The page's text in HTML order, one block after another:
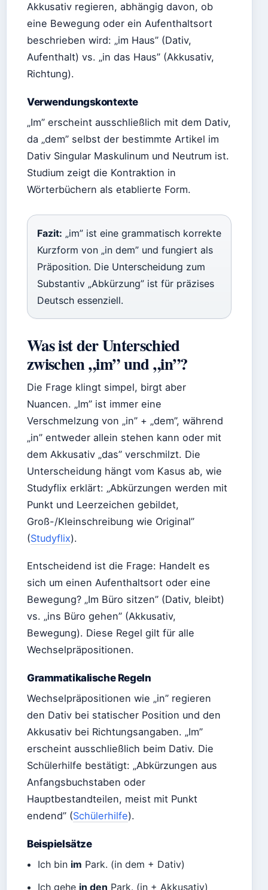
Akkusativ regieren, abhängig davon, ob
eine Bewegung oder ein Aufenthaltsort
beschrieben wird: „im Haus” (Dativ,
Aufenthalt) vs. „in das Haus” (Akkusativ,
Richtung).
Verwendungskontexte
„Im” erscheint ausschließlich mit dem Dativ,
da „dem” selbst der bestimmte Artikel im
Dativ Singular Maskulinum und Neutrum ist.
Studium zeigt die Kontraktion in
Wörterbüchern als etablierte Form.
Fazit: „im” ist eine grammatisch korrekte
Kurzform von „in dem” und fungiert als
Präposition. Die Unterscheidung zum
Substantiv „Abkürzung” ist für präzises
Deutsch essenziell.
Was ist der Unterschied
zwischen „im” und „in”?
Die Frage klingt simpel, birgt aber
Nuancen. „Im” ist immer eine
Verschmelzung von „in” + „dem”, während
„in” entweder allein stehen kann oder mit
dem Akkusativ „das” verschmilzt. Die
Unterscheidung hängt vom Kasus ab, wie
Studyflix erklärt: „Abkürzungen werden mit
Punkt und Leerzeichen gebildet,
Groß-/Kleinschreibung wie Original”
(Studyflix).
Entscheidend ist die Frage: Handelt es
sich um einen Aufenthaltsort oder eine
Bewegung? „Im Büro sitzen” (Dativ, bleibt)
vs. „ins Büro gehen” (Akkusativ,
Bewegung). Diese Regel gilt für alle
Wechselpräpositionen.
Grammatikalische Regeln
Wechselpräpositionen wie „in” regieren
den Dativ bei statischer Position und den
Akkusativ bei Richtungsangaben. „Im”
erscheint ausschließlich beim Dativ. Die
Schülerhilfe bestätigt: „Abkürzungen aus
Anfangsbuchstaben oder
Hauptbestandteilen, meist mit Punkt
endend” (Schülerhilfe).
Beispielsätze
Ich bin im Park. (in dem + Dativ)
Ich gehe in den Park. (in + Akkusativ)